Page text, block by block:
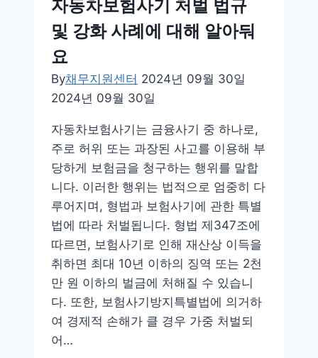
자동차보험사기 처벌 법규
및 강화 사례에 대해 알아둬
요
By채무지원센터 2024년 09월 30일
2024년 09월 30일
자동차보험사기는 금융사기 중 하나로,
주로 허위 또는 과장된 사고를 이용해 부
당하게 보험금을 청구하는 행위를 말합
니다. 이러한 행위는 법적으로 엄중히 다
루어지며, 형법과 보험사기에 관한 특별
법에 따라 처벌됩니다. 형법 제347조에
따르면, 보험사기로 인해 재산상 이득을
취하면 최대 10년 이하의 징역 또는 2천
만 원 이하의 벌금에 처해질 수 있습니
다. 또한, 보험사기방지특별법에 의거하
여 경제적 손해가 클 경우 가중 처벌되
어…